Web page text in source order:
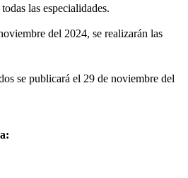
las especialidades.
del 2024, se realizarán las
se publicará el 29 de noviembre del